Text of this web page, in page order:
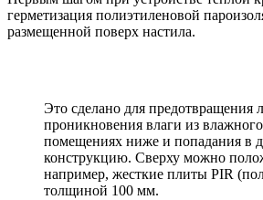
герметизация полиэтиленовой
размещенной поверх настила.
Это сделано для предотвращения
проникновения влаги из
помещениях ниже и попадания в
конструкцию. Сверху можно
например, жесткие плиты PIR
толщиной 100 мм.